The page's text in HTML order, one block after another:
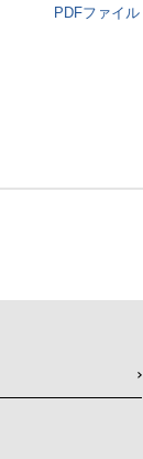
PDFファイル